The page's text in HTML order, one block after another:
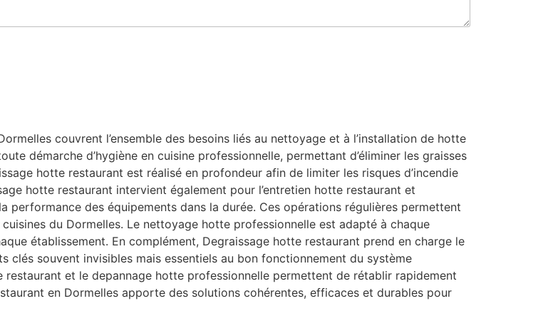
couvrent l’ensemble des besoins liés au nettoyage et à l’installation de hotte
démarche d’hygiène en cuisine professionnelle, permettant d’éliminer les graisses
hotte restaurant est réalisé en profondeur afin de limiter les risques d’incendie
hotte restaurant intervient également pour l’entretien hotte restaurant et
performance des équipements dans la durée. Ces opérations régulières permettent
du Dormelles. Le nettoyage hotte professionnelle est adapté à chaque
établissement. En complément, Degraissage hotte restaurant prend en charge le
clés souvent invisibles mais essentiels au bon fonctionnement du système
et le depannage hotte professionnelle permettent de rétablir rapidement
en Dormelles apporte des solutions cohérentes, efficaces et durables pour